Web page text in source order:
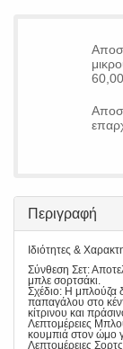
Περιγραφή
Ιδιότητες &
Σύνθεση Σετ:
μπλε σορτσάκι.
Σχέδιο: Η μπλούζα
παπαγάλου στο
κίτρινου και
Λεπτομέρειες
κουμπιά στον ώμο
Λεπτομέρειες